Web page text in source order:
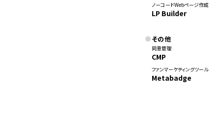
ノーコードWebページ作成
LP Builder
その他
同意管理
CMP
ファンマーケティングツール
Metabadge